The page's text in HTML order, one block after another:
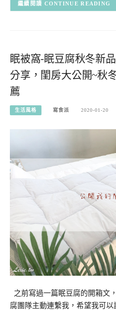
CONTINUE READING
眠被窩-眠豆腐秋冬新
分享，閨房大公開~秋
薦
生活風格 寫食派 2020-01-20
之前寫過一篇眠豆腐的開箱文
腐團隊主動連繫我，希望我可